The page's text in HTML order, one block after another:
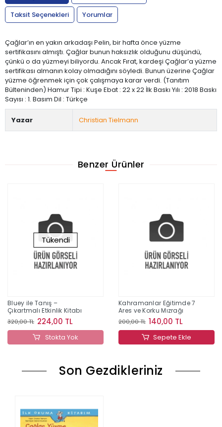
Taksit Seçenekleri
Yorumlar
Çağlar’ın en yakın arkadaşı Pelin, bir hafta önce yüzme
sertifikasını almıştı. Çağlar bunun haksızlık olduğunu düşündü,
çünkü o da yüzmeyi biliyordu. Ancak Fırat, kardeşi Çağlar’a yüzme
sertifikası almanın kolay olmadığını söyledi. Bunun üzerine Çağlar
yüzme öğrenmek için çok çalışmaya karar verdi. (Tanıtım
Bülteninden) Hamur Tipi : Kuşe Ebat : 22 x 22 İlk Baskı Yılı : 2018 Baskı
Sayısı : 1. Basım Dil : Türkçe
Yazar Christian Tielmann
Benzer Ürünler
Tükendi
Bluey ile Tanış –
Çıkartmalı Etkinlik Kitabı
320,00 TL 224,00 TL
Stokta Yok
Kahramanlar Eğitimde 7
Ares ve Korku Mızrağı
200,00 TL 140,00 TL
Sepete Ekle
Son Gezdikleriniz